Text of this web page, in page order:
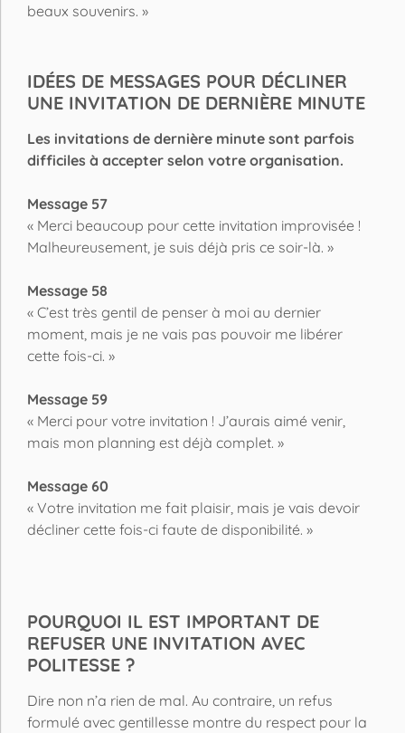
beaux souvenirs. »
IDÉES DE MESSAGES POUR DÉCLINER
UNE INVITATION DE DERNIÈRE MINUTE
Les invitations de dernière minute sont parfois
difficiles à accepter selon votre organisation.
Message 57
« Merci beaucoup pour cette invitation improvisée !
Malheureusement, je suis déjà pris ce soir-là. »
Message 58
« C’est très gentil de penser à moi au dernier
moment, mais je ne vais pas pouvoir me libérer
cette fois-ci. »
Message 59
« Merci pour votre invitation ! J’aurais aimé venir,
mais mon planning est déjà complet. »
Message 60
« Votre invitation me fait plaisir, mais je vais devoir
décliner cette fois-ci faute de disponibilité. »
POURQUOI IL EST IMPORTANT DE
REFUSER UNE INVITATION AVEC
POLITESSE ?
Dire non n’a rien de mal. Au contraire, un refus
formulé avec gentillesse montre du respect pour la